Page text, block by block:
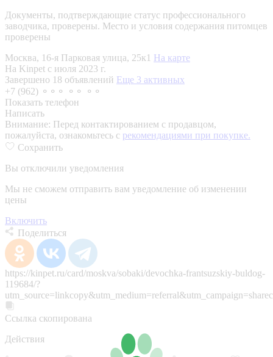
Документы, подтверждающие статус профессионального
заводчика, проверены. Место и условия содержания питомцев
проверены
Москва, 16-я Парковая улица, 25к1 На карте
На Kinpet c июля 2023 г.
Завершено 18 объявлений Еще 3 активных
+7 (962) ⚬⚬⚬ ⚬⚬ ⚬⚬
Показать телефон
Написать
Внимание: Перед контактированием с продавцом,
пожалуйста, ознакомьтесь с рекомендациями при покупке.
Сохранить
Вы отключили уведомления
Мы не сможем отправить вам уведомление об изменении
цены
Включить
Поделиться
https://kinpet.ru/card/moskva/sobaki/devochka-frantsuzskiy-buldog-
119684/?
Ссылка скопирована
Действия